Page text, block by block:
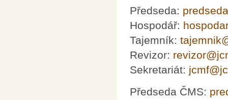
Předseda:
Hospodář:
Tajemník:
Revizor:
Sekretariát:
Předseda ČMS: